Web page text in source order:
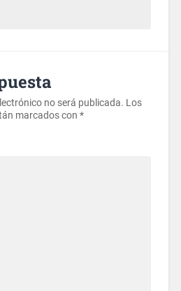
no será publicada. Los
marcados con *